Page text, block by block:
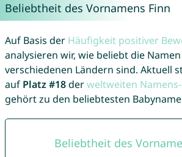
Beliebtheit des Vornamens Finn
Auf Basis der Häufigkeit positiver
analysieren wir, wie beliebt die
verschiedenen Ländern sind. Aktuell
auf Platz #18derweltweiten
gehört zu den beliebtesten